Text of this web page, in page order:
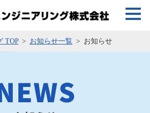
TOP お知らせ一覧 お知らせ